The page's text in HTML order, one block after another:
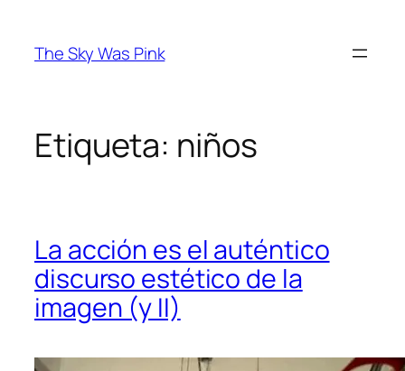
contenido
The Sky Was Pink
Etiqueta: niños
La acción es el auténtico
discurso estético de la
imagen (y II)